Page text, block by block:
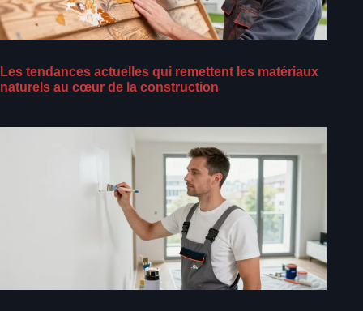
Les tendances actuelles qui remettent les matériaux
naturels au cœur de la construction